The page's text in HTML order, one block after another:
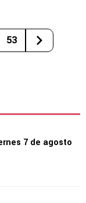
53
7 de agosto